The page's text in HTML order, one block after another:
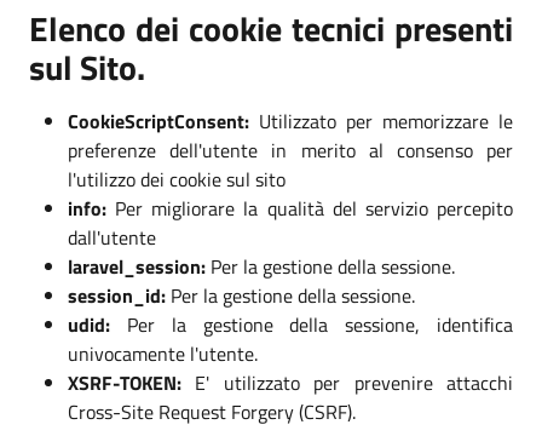
Elenco dei cookie tecnici presenti
sul Sito.
CookieScriptConsent: Utilizzato per memorizzare le
preferenze dell'utente in merito al consenso per
l'utilizzo dei cookie sul sito
info: Per migliorare la qualità del servizio percepito
dall'utente
laravel_session: Per la gestione della sessione.
session_id: Per la gestione della sessione.
udid: Per la gestione della sessione, identifica
univocamente l'utente.
XSRF-TOKEN: E' utilizzato per prevenire attacchi
Cross-Site Request Forgery (CSRF).